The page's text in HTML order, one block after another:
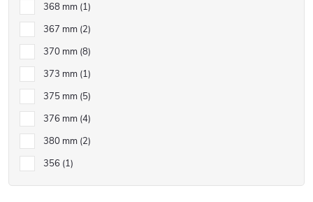
368 mm 1
367 mm 2
370 mm 8
373 mm 1
375 mm 5
376 mm 4
380 mm 2
356 1